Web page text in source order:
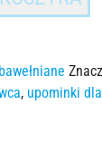
, upominki